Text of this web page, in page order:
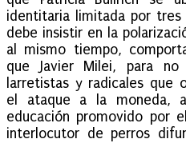
identitaria limitada por tres
debe insistir en la
al mismo tiempo,
que Javier Milei, para
larretistas y radicales que
el ataque a la moneda,
educación promovido por
interlocutor de perros